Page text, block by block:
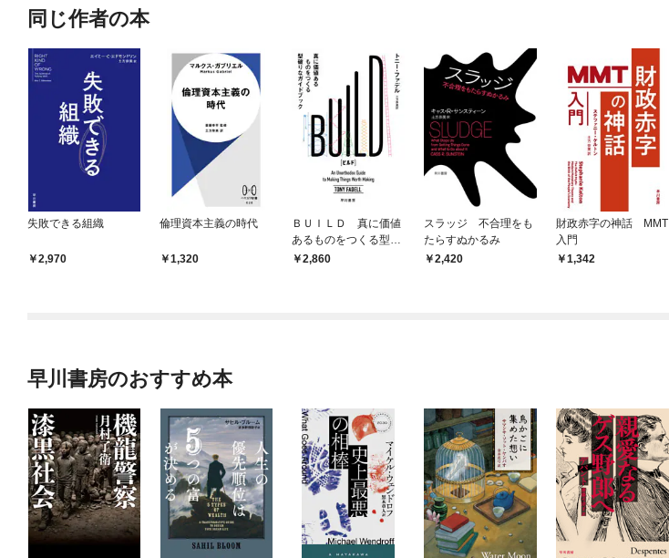
同じ作者の本
失敗できる組織
2,970
倫理資本主義の時代
1,320
ＢＵＩＬＤ 真に価値
あるものをつくる型破
りなガイドブック
2,860
スラッジ 不合理をも
たらすぬかるみ
2,420
財政赤字の神話 MMT
入門
1,342
早川書房のおすすめ本